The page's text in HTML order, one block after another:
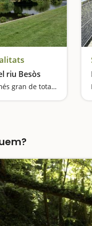
riu Besòs
La zona verda més gran de tota l'Àrea Metropolitana de Barcelona